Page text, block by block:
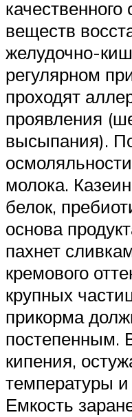
веществ
желудочно-
регулярном
проходят
проявления
высыпания).
молока.
белок,
основа
пахнет
кремового
крупных
прикорма
постепенным.
кипения,
температуры
Емкость